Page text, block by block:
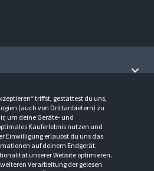
triffst, gestattest du uns,
(auch von Drittanbietern) zu
um deine Geräte- und
Kauferlebnis nutzen und
Einwilligung erlaubst du uns das
auf deinem Endgerät.
unserer Website optimieren.
Verarbeitung der gelesen